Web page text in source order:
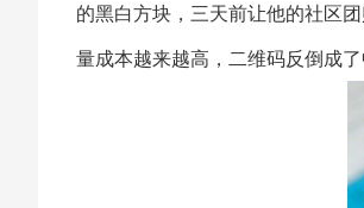
的黑白方块，三天前让他的社区
量成本越来越高，二维码反倒成